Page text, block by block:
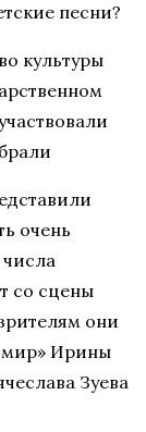
песни?
культуры
очень
со сцены
они
мир» Ирины
Зуева